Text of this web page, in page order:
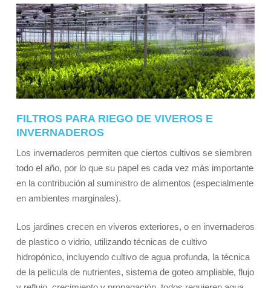
FILTROS PARA RIEGO DE VIVEROS E
INVERNADEROS
Los invernaderos permiten que ciertos cultivos se siembren
todo el año, por lo que su papel es cada vez más importante
en la contribución al suministro de alimentos (especialmente
en ambientes marginales).
Los jardines crecen en viveros exteriores, o en invernaderos
de plastico o vidrio, utilizando técnicas de cultivo
hidropónico, incluyendo cultivo de agua profunda, la técnica
de la película de nutrientes, sistema de goteo ampliable, flujo